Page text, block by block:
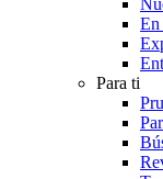
En
Para ti